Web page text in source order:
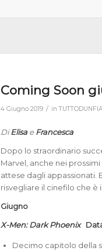
Coming Soon
4 Giugno 2019 / in
DiElisaeFrancesca
Dopo lo straordinario
Marvel, anche nei
attese dagli appassionati.
risvegliare il cinefilo che è
Giugno
X-Men: Dark PhoenixData
Decimo capitolo della